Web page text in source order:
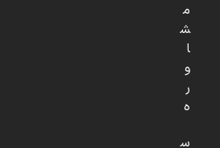
م
ش
ا
و
ر
ه
س